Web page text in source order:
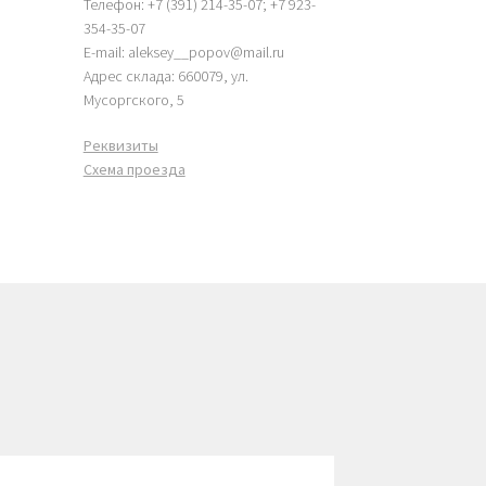
Телефон: +7 (391) 214-35-07; +7 923-
354-35-07
E-mail: aleksey__popov@mail.ru
Адрес склада: 660079, ул.
Мусоргского, 5
Реквизиты
Схема проезда